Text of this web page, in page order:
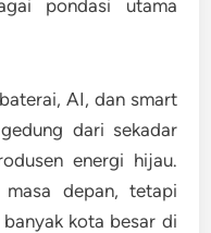
pondasi utama
AI, dan smart
dari sekadar
energi hijau.
depan, tetapi
kota besar di